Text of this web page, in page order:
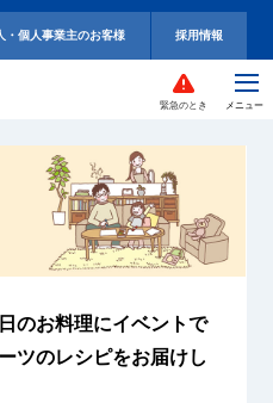
・個人事業主のお客様 採用情報
緊急のとき
のお料理にイベントで
ツのレシピをお届けし